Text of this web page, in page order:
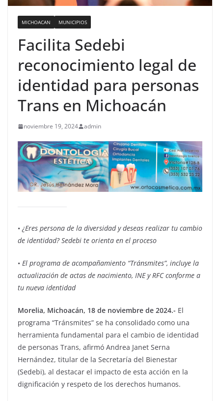
MICHOACAN MUNICIPIOS
Facilita Sedebi
reconocimiento legal de
identidad para personas
Trans en Michoacán
noviembre 19, 2024 admin
• ¿Eres persona de la diversidad y deseas realizar tu cambio
de identidad? Sedebi te orienta en el proceso
• El programa de acompañamiento “Tránsmites”, incluye la
actualización de actas de nacimiento, INE y RFC conforme a
tu nueva identidad
Morelia, Michoacán, 18 de noviembre de 2024.- El
programa “Tránsmites” se ha consolidado como una
herramienta fundamental para el cambio de identidad
de personas Trans, afirmó Andrea Janet Serna
Hernández, titular de la Secretaría del Bienestar
(Sedebi), al destacar el impacto de esta acción en la
dignificación y respeto de los derechos humanos.